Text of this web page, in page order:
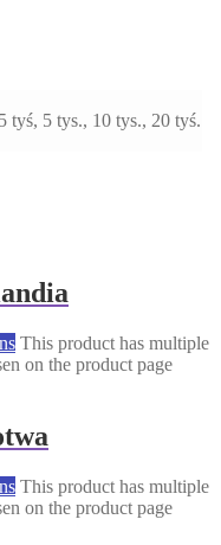
tyś, 5 tys., 10 tys., 20 tyś.
This product has multiple
on the product page
This product has multiple
on the product page